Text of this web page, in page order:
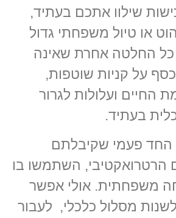
שילוו אתכם בעתיד,
או טיול משפחתי גדול
2018, או כל החלטה אחרת שאינה
על קניות שוטפות,
החיים ועלולות לגרור
בעתיד.
החד פעמי שקיבלתם
הרטרואקטיבי, השתמשו בו
משפחתית. אולי אפשר
מסלול כלכלי, לעבור